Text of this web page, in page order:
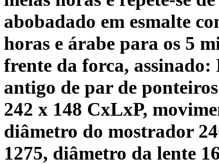
abobadado em esmalte
horas e árabe para os 5
frente da forca,
antigo de par de
242 x 148 CxLxP,
diâmetro do mostrador
1275, diâmetro da lente